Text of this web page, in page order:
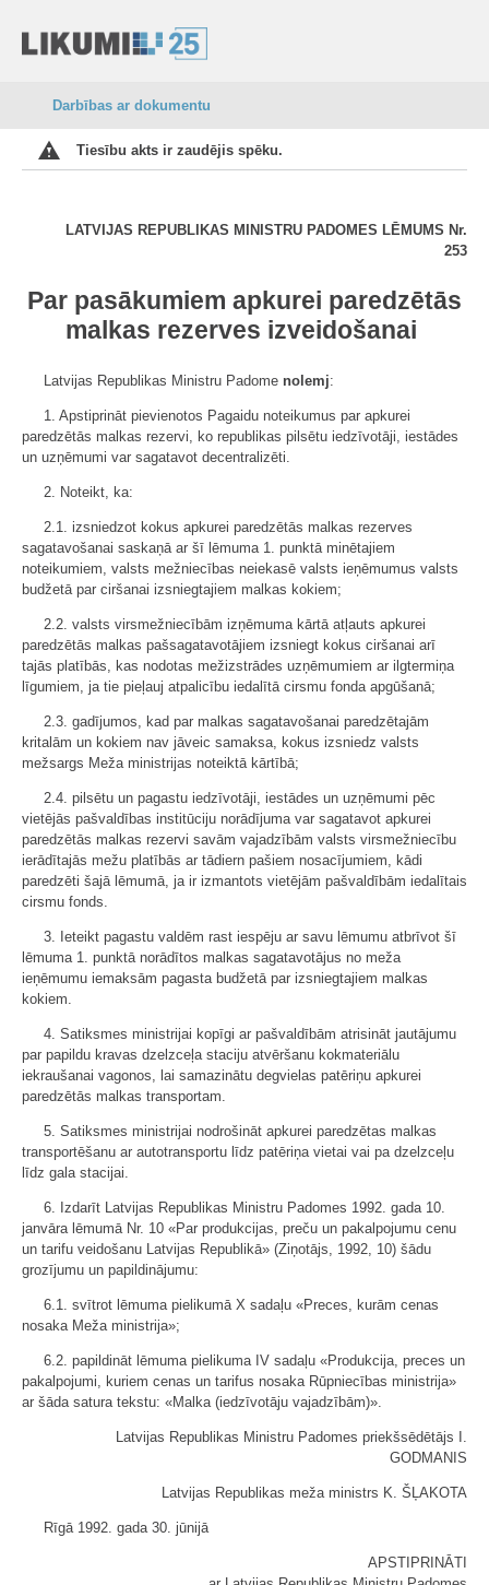
Darbības ar dokumentu
Tiesību akts ir zaudējis spēku.
LATVIJAS REPUBLIKAS MINISTRU PADOMES LĒMUMS Nr.
253
Par pasākumiem apkurei paredzētās
malkas rezerves izveidošanai
Latvijas Republikas Ministru Padome nolemj:
1. Apstiprināt pievienotos Pagaidu noteikumus par apkurei
paredzētās malkas rezervi, ko republikas pilsētu iedzīvotāji, iestādes
un uzņēmumi var sagatavot decentralizēti.
2. Noteikt, ka:
2.1. izsniedzot kokus apkurei paredzētās malkas rezerves
sagatavošanai saskaņā ar šī lēmuma 1. punktā minētajiem
noteikumiem, valsts mežniecības neiekasē valsts ieņēmumus valsts
budžetā par ciršanai izsniegtajiem malkas kokiem;
2.2. valsts virsmežniecībām izņēmuma kārtā atļauts apkurei
paredzētās malkas pašsagatavotājiem izsniegt kokus ciršanai arī
tajās platībās, kas nodotas mežizstrādes uzņēmumiem ar ilgtermiņa
līgumiem, ja tie pieļauj atpalicību iedalītā cirsmu fonda apgūšanā;
2.3. gadījumos, kad par malkas sagatavošanai paredzētajām
kritalām un kokiem nav jāveic samaksa, kokus izsniedz valsts
mežsargs Meža ministrijas noteiktā kārtībā;
2.4. pilsētu un pagastu iedzīvotāji, iestādes un uzņēmumi pēc
vietējās pašvaldības institūciju norādījuma var sagatavot apkurei
paredzētās malkas rezervi savām vajadzībām valsts virsmežniecību
ierādītajās mežu platībās ar tādiern pašiem nosacījumiem, kādi
paredzēti šajā lēmumā, ja ir izmantots vietējām pašvaldībām iedalītais
cirsmu fonds.
3. Ieteikt pagastu valdēm rast iespēju ar savu lēmumu atbrīvot šī
lēmuma 1. punktā norādītos malkas sagatavotājus no meža
ieņēmumu iemaksām pagasta budžetā par izsniegtajiem malkas
kokiem.
4. Satiksmes ministrijai kopīgi ar pašvaldībām atrisināt jautājumu
par papildu kravas dzelzceļa staciju atvēršanu kokmateriālu
iekraušanai vagonos, lai samazinātu degvielas patēriņu apkurei
paredzētās malkas transportam.
5. Satiksmes ministrijai nodrošināt apkurei paredzētas malkas
transportēšanu ar autotransportu līdz patēriņa vietai vai pa dzelzceļu
līdz gala stacijai.
6. Izdarīt Latvijas Republikas Ministru Padomes 1992. gada 10.
janvāra lēmumā Nr. 10 «Par produkcijas, preču un pakalpojumu cenu
un tarifu veidošanu Latvijas Republikā» (Ziņotājs, 1992, 10) šādu
grozījumu un papildinājumu:
6.1. svītrot lēmuma pielikumā X sadaļu «Preces, kurām cenas
nosaka Meža ministrija»;
6.2. papildināt lēmuma pielikuma IV sadaļu «Produkcija, preces un
pakalpojumi, kuriem cenas un tarifus nosaka Rūpniecības ministrija»
ar šāda satura tekstu: «Malka (iedzīvotāju vajadzībām)».
Latvijas Republikas Ministru Padomes priekšsēdētājs I.
GODMANIS
Latvijas Republikas meža ministrs K. ŠĻAKOTA
Rīgā 1992. gada 30. jūnijā
APSTIPRINĀTI